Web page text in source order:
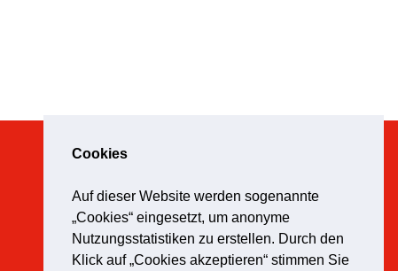
Cookies
Auf dieser Website werden sogenannte
„Cookies“ eingesetzt, um anonyme
Nutzungsstatistiken zu erstellen. Durch den
Klick auf „Cookies akzeptieren“ stimmen Sie
Impressum
Datenschutz